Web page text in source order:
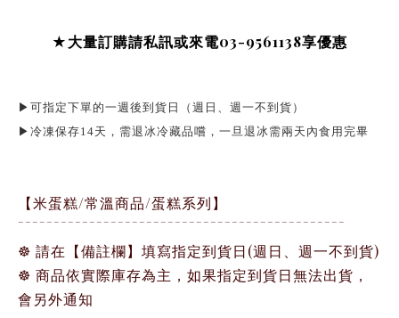
★大量訂購請私訊或來電03-9561138享優惠
▶可指定下單的一週後到貨日（週日、週一不到貨）
▶冷凍保存14天，需退冰冷藏品嚐，一旦退冰需兩天內食用完畢
【米蛋糕/常溫商品/蛋糕系列】
¯¯¯¯¯¯¯¯¯¯¯¯¯¯¯¯¯¯¯¯¯¯¯¯¯¯¯¯¯¯¯¯¯¯¯¯¯¯¯¯¯¯¯¯¯¯
☸ 請在【備註欄】填寫指定到貨日(週日、週一不到貨)
☸ 商品依實際庫存為主，如果指定到貨日無法出貨，
會另外通知